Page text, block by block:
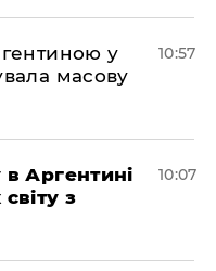
у
масову
10:57
в Аргентині
з
10:07